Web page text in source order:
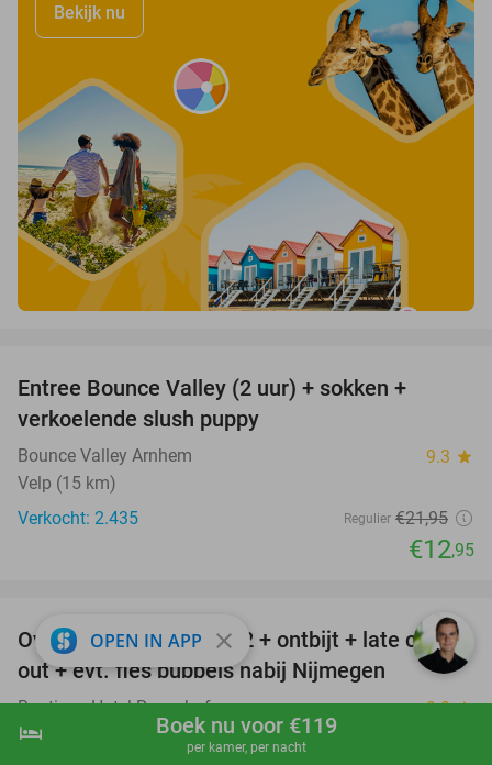
shopping_cart Boek nu
hotel Boek nu voor €119
per kamer, per nacht
Bekijk nu
Entree Bounce Valley (2 uur) + sokken +
verkoelende slush puppy
Bounce Valley Arnhem 9.3 star
Velp (15 km)
Verkocht: 2.435
Regulier €21,95
€12,95
53%
Overnachting(en) voor 2 + ontbijt + late check-
out + evt. fles bubbels nabij Nijmegen
Boutique Hotel Rozenhof 9.0star
Heilig Landstichting
OPEN IN APP close